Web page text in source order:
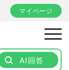
マイページ
AI回答